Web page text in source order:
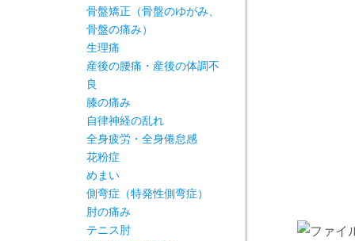
骨盤矯正（骨盤のゆがみ、
骨盤の痛み）
生理痛
産後の腰痛・産後の体調不
良
膝の痛み
自律神経の乱れ
全身疲労・全身倦怠感
花粉症
めまい
側弯症（特発性側弯症）
肘の痛み
テニス肘